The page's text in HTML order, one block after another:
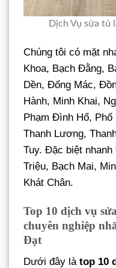
Dịch Vụ sửa tủ
Chúng tôi có mặt
Khoa, Bạch Đằng,
Dền, Đống Mác,
Hành, Minh Khai,
Phạm Đình Hổ, Phố
Thanh Lương,
Tuy. Đặc biệt
Triệu, Bạch Mai,
Khát Chân.
Top 10 dịch vụ
chuyên nghiệp
Đạt
Dưới đây là top 10